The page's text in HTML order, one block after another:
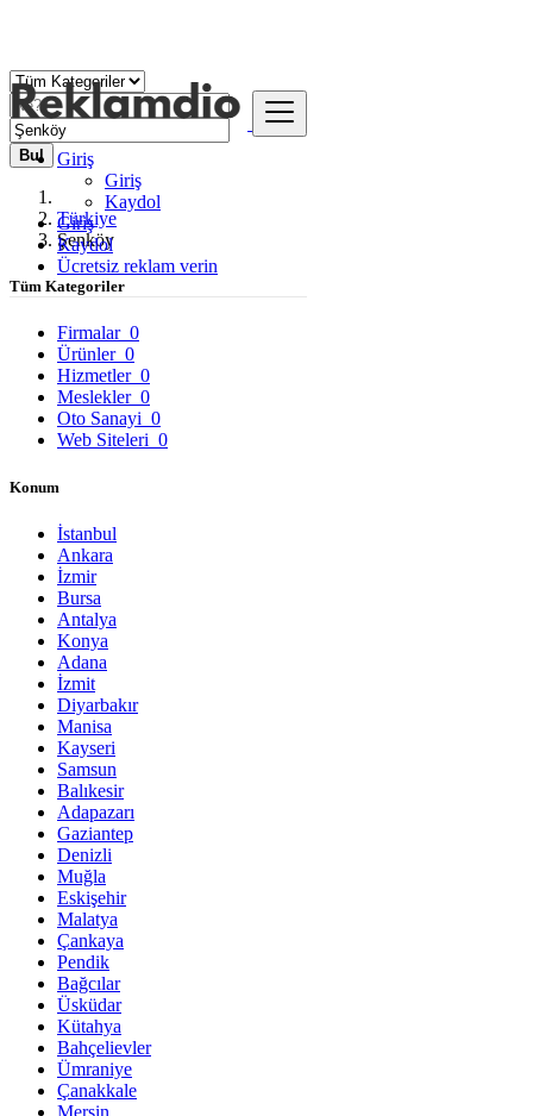
Giriş
Giriş
Kaydol
Giriş
Kaydol
Ücretsiz reklam verin
Bul
Türkiye
Şenköy
Tüm Kategoriler
Firmalar 0
Ürünler 0
Hizmetler 0
Meslekler 0
Oto Sanayi 0
Web Siteleri 0
Konum
İstanbul
Ankara
İzmir
Bursa
Antalya
Konya
Adana
İzmit
Diyarbakır
Manisa
Kayseri
Samsun
Balıkesir
Adapazarı
Gaziantep
Denizli
Muğla
Eskişehir
Malatya
Çankaya
Pendik
Bağcılar
Üsküdar
Kütahya
Bahçelievler
Ümraniye
Çanakkale
Mersin